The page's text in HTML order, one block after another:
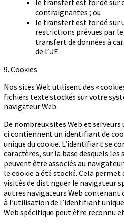
le transfert est fondé sur
contraignantes ; ou
le transfert est fondé sur
restrictions prévues par
transfert de données à
de l’UE.
9. Cookies
Nos sites Web utilisent des «
fichiers texte stockés sur votre
navigateur Web.
De nombreux sites Web et
ci contiennent un identifiant de
unique du cookie. L’identifiant se
caractères, sur la base desquels les
peuvent être associés au
le cookie a été stocké. Cela permet
visités de distinguer le navigateur
autres navigateurs Web contenant
à l’utilisation de l’identifiant
Web spécifique peut être reconnu